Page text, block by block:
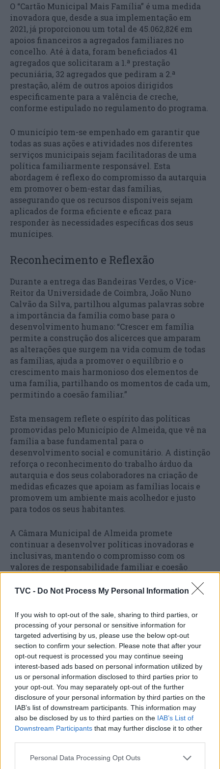
TVC - Do Not Process My Personal Information
If you wish to opt-out of the sale, sharing to third parties, or
processing of your personal or sensitive information for
targeted advertising by us, please use the below opt-out
section to confirm your selection. Please note that after your
opt-out request is processed you may continue seeing
interest-based ads based on personal information utilized by
us or personal information disclosed to third parties prior to
your opt-out. You may separately opt-out of the further
disclosure of your personal information by third parties on the
IAB’s list of downstream participants. This information may
also be disclosed by us to third parties on the IAB’s List of
Downstream Participants that may further disclose it to other
Personal Data Processing Opt Outs
O “Cartão Municipal Mais Família” é uma medida
inovadora que, desde a sua implementação em
2021, já proporcionou um total de 45.062,82€ em
apoios financeiros a agregados familiares no
concelho. Até à data, foram beneficiados 41
agregados que solicitaram a 1.ª prestação
pecuniária, 32 agregados que pediram a 2.ª
prestação, além de outros apoios dirigidos
especificamente para a valência de creche,
conforme estipulado no regulamento do programa.
O município tem-se empenhado em garantir que
todas as suas ações e atividades nos diferentes
serviços municipais sejam facilitadoras de uma
política familiarmente responsável. Esta
abordagem é reflexo do compromisso da autarquia
em promover o bem-estar das famílias,
assegurando que os recursos disponíveis sejam
aplicados de forma eficiente e eficaz para
responder às necessidades específicas dos seus
munícipes.
Reconhecimento e Reflexão
Durante a entrega das Bandeiras Verdes, o Vice-
Reitor da Universidade de Coimbra, João Nuno
Calvão da Silva, partilhou algumas palavras sobre
a importância da família como base para o
desenvolvimento humano: “Crescer em família
permite a construção dos alicerces que amparam
as alterações que surgem na vida comum de todas
as famílias, ajuda a promover o equilíbrio e o
crescimento mais harmonioso dos elementos de
uma família, partilhando os momentos de cada um,
permitindo a coesão familiar.”
Esta mensagem reflete o espírito das políticas
promovidas pelo Município de Almeida, que vê na
família a base fundamental para o
desenvolvimento social e comunitário. A distinção
reforça o reconhecimento do trabalho árduo da
autarquia e dos seus colaboradores na criação de
medidas eficazes que apoiam as famílias locais e
promovem um ambiente mais acolhedor e justo
para todos os seus habitantes.
A Câmara Municipal de Almeida promete
continuar a desenvolver políticas inovadoras e
inclusivas, mantendo o compromisso com os
valores de responsabilidade familiar e coesão
município tenham o suporte necessário para
comunidade.
Artigo anterior
Marinha Portuguesa
Resgata Embarcação à
Deriva na Barra de Aveiro
Próximo artigo
Exposição “Amor à escuta”
Destaca Séculos de
Águeda